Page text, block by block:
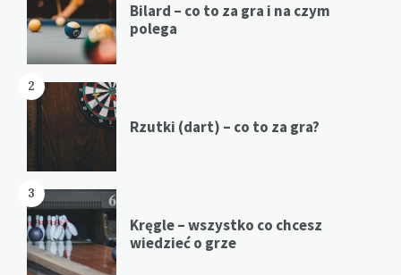
Bilard – co to za gra i na czym
polega
2
Rzutki (dart) – co to za gra?
3
Kręgle – wszystko co chcesz
wiedzieć o grze